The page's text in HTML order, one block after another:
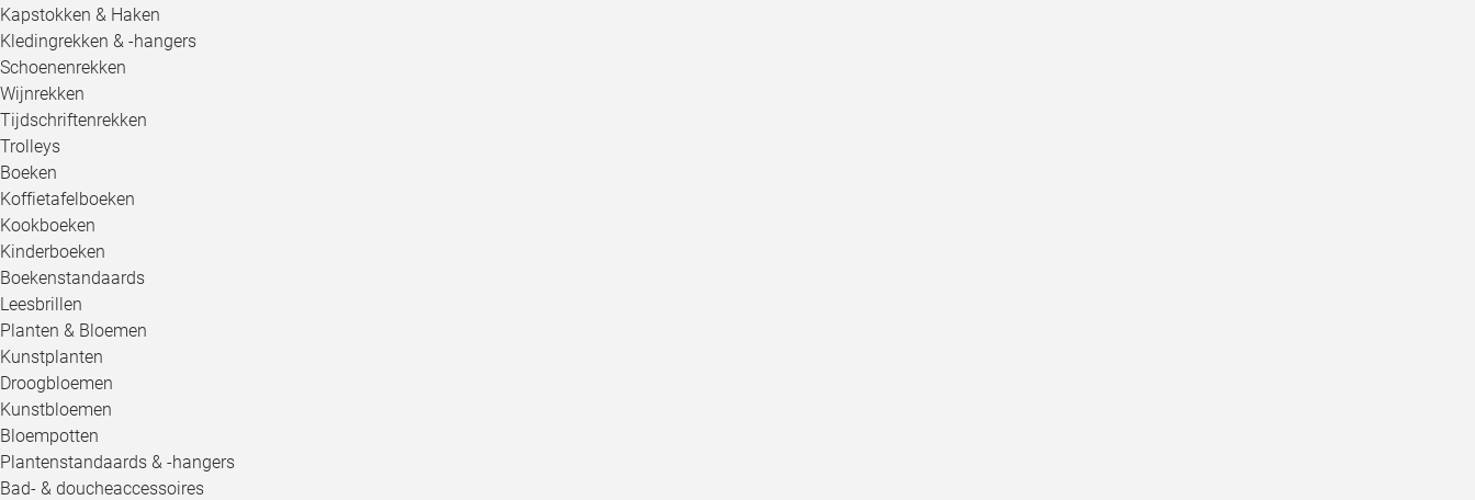
Kapstokken & Haken
Kledingrekken & -hangers
Schoenenrekken
Wijnrekken
Tijdschriftenrekken
Trolleys
Boeken
Koffietafelboeken
Kookboeken
Kinderboeken
Boekenstandaards
Leesbrillen
Planten & Bloemen
Kunstplanten
Droogbloemen
Kunstbloemen
Bloempotten
Plantenstandaards & -hangers
Bad- & doucheaccessoires